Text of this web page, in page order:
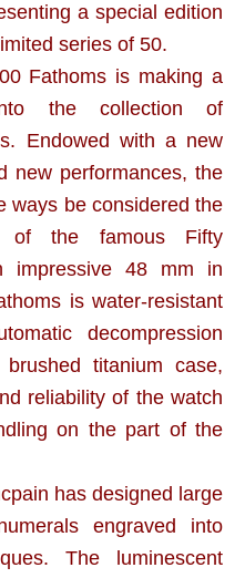
a special edition
series of 50.
Fathoms is making a
the collection of
Endowed with a new
new performances, the
ways be considered the
of the famous Fifty
impressive 48 mm in
is water-resistant
decompression
titanium case,
reliability of the watch
on the part of the
has designed large
engraved into
The luminescent